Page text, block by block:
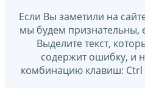
Если Вы заметили на
мы будем признательны,
Выделите текст,
содержит ошибку, и
комбинацию клавиш: